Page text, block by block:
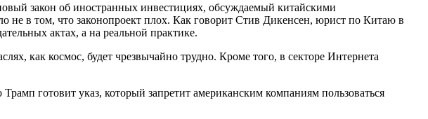
закон об иностранных инвестициях, обсуждаемый китайскими
не в том, что законопроект плох. Как говорит Стив Дикенсен, юрист по Китаю в
актах, а на реальной практике.
как космос, будет чрезвычайно трудно. Кроме того, в секторе Интернета
готовит указ, который запретит американским компаниям пользоваться